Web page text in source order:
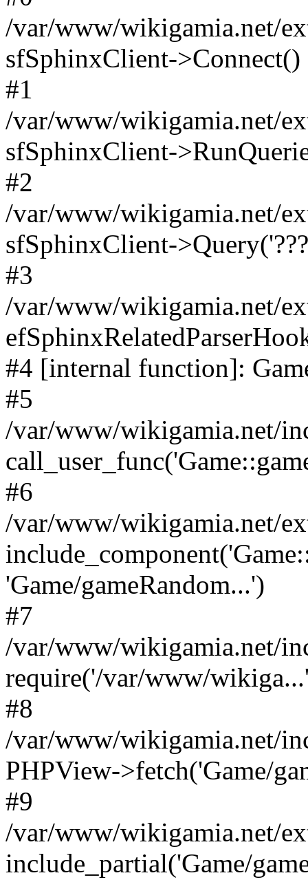
/var/www/wikigamia.net/
sfSphinxClient->Connect()
#1
/var/www/wikigamia.net/
sfSphinxClient-
#2
/var/www/wikigamia.net/
sfSphinxClient-
#3
/var/www/wikigamia.net/
#4 [internal function]:
#5
/var/www/wikigamia.net/
#6
/var/www/wikigamia.net/
'Game/gameRandom...')
#7
/var/www/wikigamia.net/
require('/var/www/
#8
/var/www/wikigamia.net/
PHPView->fetch('Game/
#9
/var/www/wikigamia.net/
include_partial('Game/